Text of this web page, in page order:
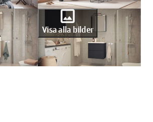
photo
Visa alla bilder